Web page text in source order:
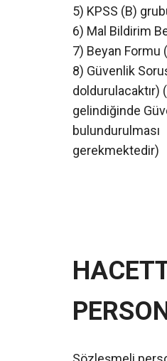
5) KPSS (B)
6) Mal Bildirim
7) Beyan
8) Güvenlik
doldurulacaktır)
gelindiğinde
bulundurulması
gerekmektedir)